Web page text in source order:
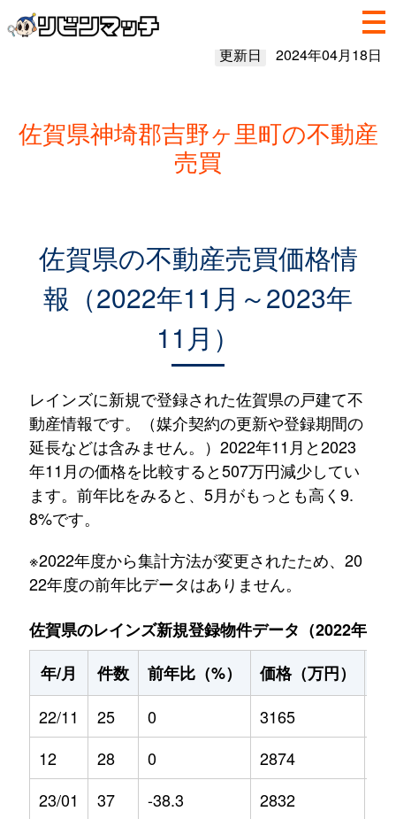
更新日 2024年04月18日
佐賀県神埼郡吉野ヶ里町の不動産
売買
佐賀県の不動産売買価格情
報（2022年11月～2023年
11月）
レインズに新規で登録された佐賀県の戸建て不
動産情報です。（媒介契約の更新や登録期間の
延長などは含みません。）2022年11月と2023
年11月の価格を比較すると507万円減少してい
ます。前年比をみると、5月がもっとも高く9.
8%です。
※2022年度から集計方法が変更されたため、20
22年度の前年比データはありません。
佐賀県のレインズ新規登録物件データ（2022年11
年/月
件数 前年比（%） 価格（万円）
22/11
25 0 3165
12
28 0 2874
23/01
37 -38.3 2832